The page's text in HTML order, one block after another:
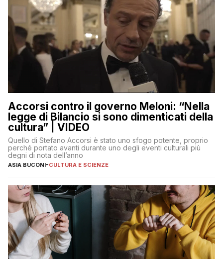
Accorsi contro il governo Meloni: “Nella
legge di Bilancio si sono dimenticati della
cultura” | VIDEO
Quello di Stefano Accorsi è stato uno sfogo potente, proprio
perché portato avanti durante uno degli eventi culturali più
degni di nota dell’anno
ASIA BUCONI-CULTURA E SCIENZE